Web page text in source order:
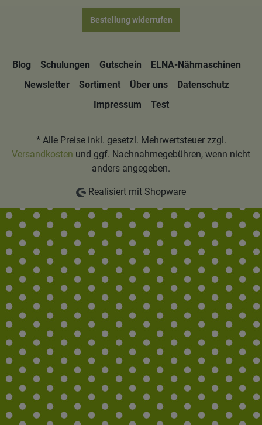
Bestellung widerrufen
Blog Schulungen Gutschein
ELNA-Nähmaschinen
Newsletter
Sortiment Über uns
Datenschutz
Impressum
Test
* Alle Preise inkl. gesetzl. Mehrwertsteuer zzgl.
Versandkosten und ggf. Nachnahmegebühren, wenn nicht
anders angegeben.
Realisiert mit Shopware